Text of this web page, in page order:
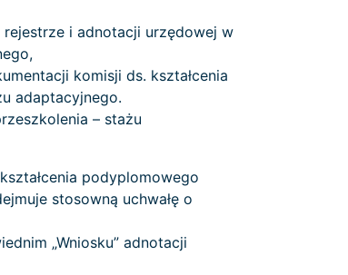
i adnotacji urzędowej w
komisji ds. kształcenia
adaptacyjnego.
– stażu
podyplomowego
stosowną uchwałę o
„Wniosku” adnotacji